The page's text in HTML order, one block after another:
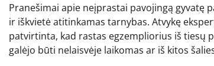
Pranešimai apie neįprastai pavojingą gyvatę
ir iškvietė atitinkamas tarnybas. Atvykę
patvirtinta, kad rastas egzempliorius iš tiesų
galėjo būti nelaisvėje laikomas ar iš kitos